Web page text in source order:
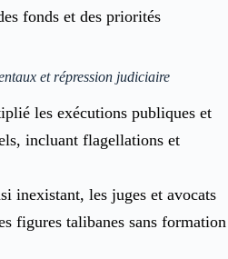
fonds et des priorités
et répression judiciaire
les exécutions publiques et
incluant flagellations et
inexistant, les juges et avocats
figures talibanes sans formation